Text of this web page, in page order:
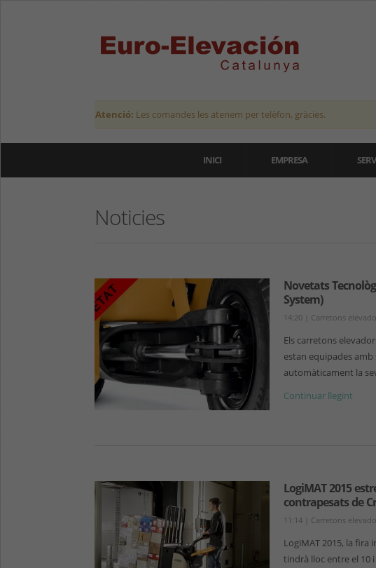
Atenció: Les comandes les atenem per telèfon, gràcies.
INICI EMPRESA
Noticies
Novetats
System)
14:20 Carretons
Els carretons
estan equipades
automàticament la
Continuar llegint
LogiMAT 2015
contrapesats de
11:14 Carretons
LogiMAT 2015, la
tindrà lloc entre el 10